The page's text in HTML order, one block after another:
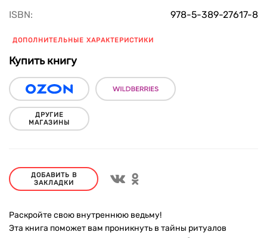
ISBN: 978-5-389-27617-8
ДОПОЛНИТЕЛЬНЫЕ ХАРАКТЕРИСТИКИ
Купить книгу
ДРУГИЕ
МАГАЗИНЫ
ДОБАВИТЬ В
ЗАКЛАДКИ
Раскройте свою внутреннюю ведьму!
Эта книга поможет вам проникнуть в тайны ритуалов